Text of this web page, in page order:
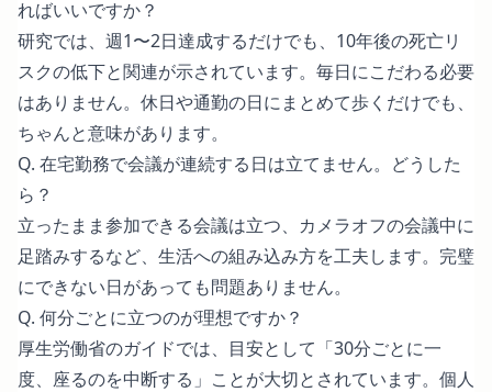
ればいいですか？
研究では、週1〜2日達成するだけでも、10年後の死亡リ
スクの低下と関連が示されています。毎日にこだわる必要
はありません。休日や通勤の日にまとめて歩くだけでも、
ちゃんと意味があります。
Q. 在宅勤務で会議が連続する日は立てません。どうした
ら？
立ったまま参加できる会議は立つ、カメラオフの会議中に
足踏みするなど、生活への組み込み方を工夫します。完璧
にできない日があっても問題ありません。
Q. 何分ごとに立つのが理想ですか？
厚生労働省のガイドでは、目安として「30分ごとに一
度、座るのを中断する」ことが大切とされています。個人